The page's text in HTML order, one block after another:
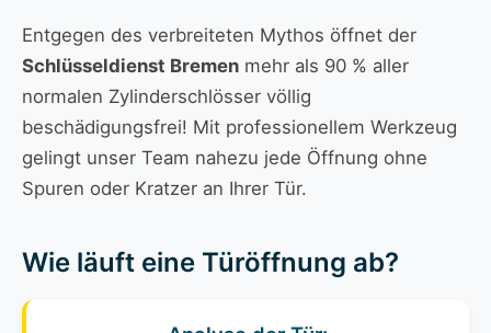
Entgegen des verbreiteten Mythos öffnet der
Schlüsseldienst Bremen mehr als 90 % aller
normalen Zylinderschlösser völlig
beschädigungsfrei! Mit professionellem Werkzeug
gelingt unser Team nahezu jede Öffnung ohne
Spuren oder Kratzer an Ihrer Tür.
Wie läuft eine Türöffnung ab?